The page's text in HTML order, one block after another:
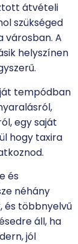
átvételi
szükséged
városban. A
helyszínen
tempódban
egy saját
hogy taxira
és
néhány
és többnyelvű
áll, ha
jól